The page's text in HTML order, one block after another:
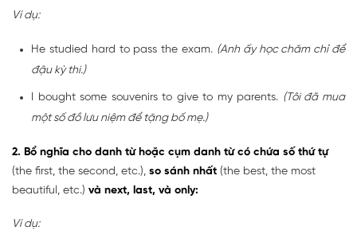
Ví dụ:
He studied hard to pass the exam. (Anh ấy học chăm chỉ để
đậu kỳ thi.)
I bought some souvenirs to give to my parents. (Tôi đã mua
một số đồ lưu niệm để tặng bố mẹ.)
2. Bổ nghĩa cho danh từ hoặc cụm danh từ có chứa số thứ tự
(the first, the second, etc.), so sánh nhất (the best, the most
beautiful, etc.) và next, last, và only:
Ví dụ: